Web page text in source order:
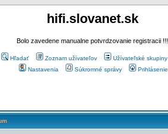
hifi.slovanet.sk
Bolo zavedene manualne potvrdzovanie registracii !!!
Hľadať Zoznam užívateľov Užívateľské skupiny
Nastavenia
Súkromné správy Prihlásenie